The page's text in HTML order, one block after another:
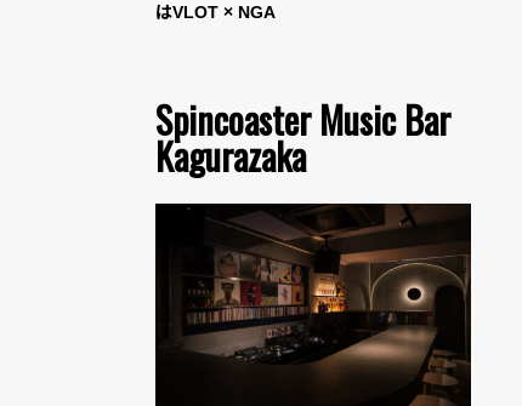
はVLOT × NGA
Spincoaster Music Bar
Kagurazaka